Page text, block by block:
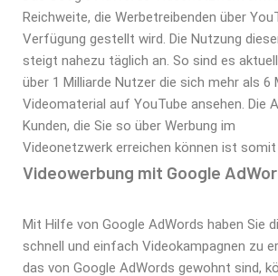
Reichweite, die Werbetreibenden über
Verfügung gestellt wird. Die Nutzung
steigt nahezu täglich an. So sind es
über 1 Milliarde Nutzer die sich mehr als 6
Videomaterial auf YouTube ansehen. Die
Kunden, die Sie so über Werbung im
Videonetzwerk erreichen können ist somit
Videowerbung mit Google
Mit Hilfe von Google AdWords haben Sie
schnell und einfach Videokampagnen zu
das von Google AdWords gewohnt sind,